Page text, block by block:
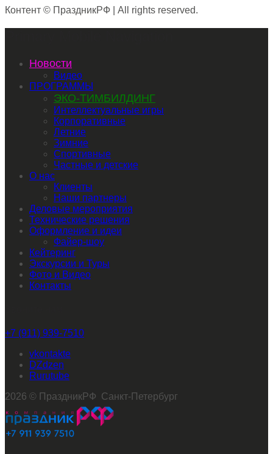
Контент © ПраздникРФ | All rights reserved.
Новости
Видео
ПРОГРАММЫ
ЭКО-ТИМБИЛДИНГ
Интеллектуальные игры
Корпоративные
Летние
Зимние
Спортивные
Частные и детские
О нас
Клиенты
Наши партнеры
Деловые мероприятия
Технические решения
Оформление и идеи
Файер-шоу
Кейтеринг
Экскурсии и Туры
Фото и Видео
Контакты
+7 (911) 939-7510
vkontakte
dzen
rutube
2026 © ПраздникРФ Санкт-Петербург